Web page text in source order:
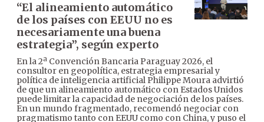
“El alineamiento automático
de los países con EEUU no es
necesariamente una buena
estrategia”, según experto
En la 2ª Convención Bancaria Paraguay 2026, el
consultor en geopolítica, estrategia empresarial y
política de inteligencia artificial Philippe Moura advirtió
de que un alineamiento automático con Estados Unidos
puede limitar la capacidad de negociación de los países.
En un mundo fragmentado, recomendó negociar con
pragmatismo tanto con EEUU como con China, y puso el